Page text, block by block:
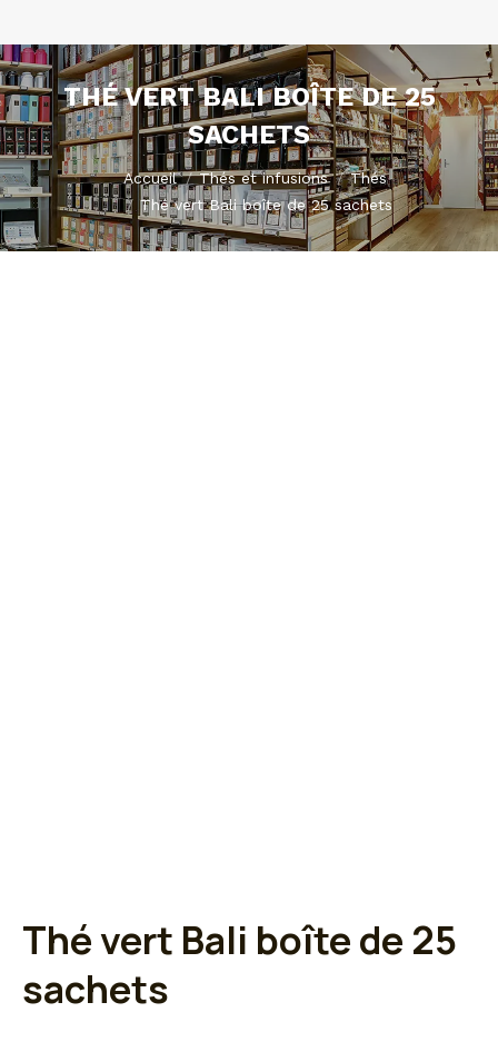
THÉ VERT BALI BOÎTE DE 25
SACHETS
Vous êtes ici :Accueil Thés et infusions
Thés
Thé vert Bali boîte de 25 sachets
Thé vert Bali boîte de 25
sachets